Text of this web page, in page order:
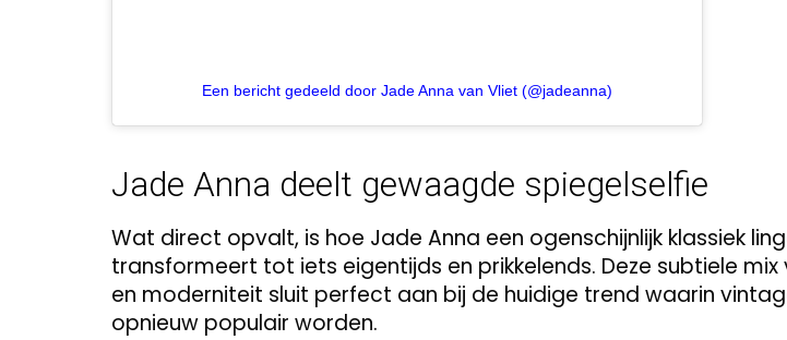
Een bericht gedeeld door Jade Anna van Vliet (@jadeanna)
Jade Anna deelt gewaagde spiegelselfie
Wat direct opvalt, is hoe Jade Anna een ogenschijnlijk klassiek
transformeert tot iets eigentijds en prikkelends. Deze subtiele
en moderniteit sluit perfect aan bij de huidige trend waarin
opnieuw populair worden.